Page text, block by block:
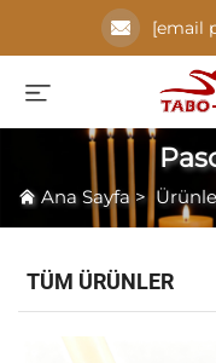
[email
Ana Sayfa>
TÜM ÜRÜNLER